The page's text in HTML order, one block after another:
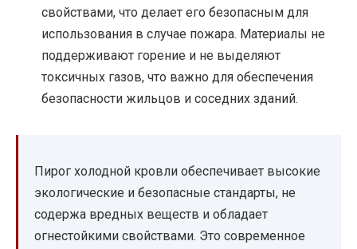
свойствами, что делает его безопасным для
использования в случае пожара. Материалы не
поддерживают горение и не выделяют
токсичных газов, что важно для обеспечения
безопасности жильцов и соседних зданий.
Пирог холодной кровли обеспечивает высокие
экологические и безопасные стандарты, не
содержа вредных веществ и обладает
огнестойкими свойствами. Это современное